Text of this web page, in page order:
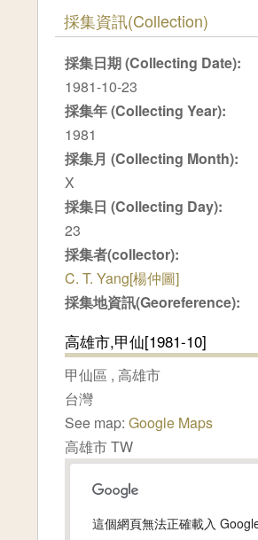
隱藏
採集資訊(Collection)
採集日期 (Collecting Date):
1981-10-23
採集年 (Collecting Year):
1981
採集月 (Collecting Month):
X
採集日 (Collecting Day):
23
採集者(collector):
C. T. Yang[楊仲圖]
採集地資訊(Georeference):
高雄市,甲仙[1981-10]
甲仙區 ,高雄市
台灣
See map:Google Maps
高雄市 TW
這個網頁無法正確載入 Google